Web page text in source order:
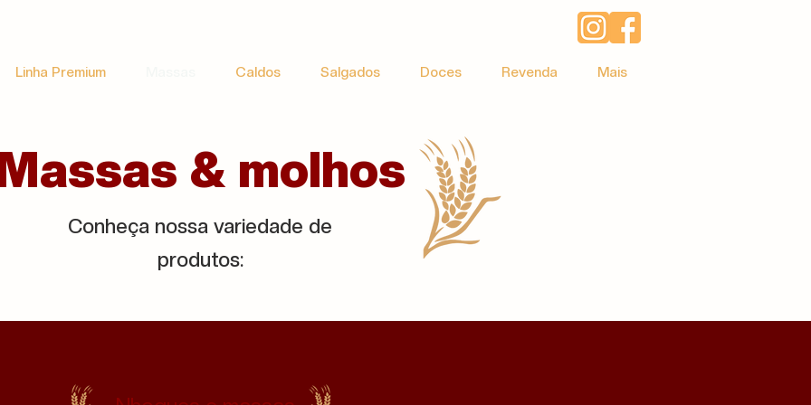
Linha Premium Caldos Salgados Doces Revenda Mais
& molhos
Conheça nossa variedade de
produtos: